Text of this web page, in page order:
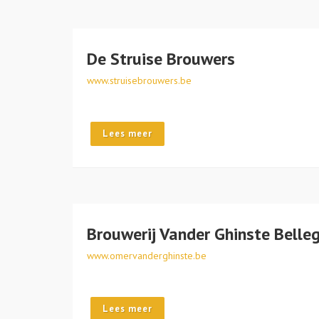
De Struise Brouwers
www.struisebrouwers.be
Lees meer
Brouwerij Vander Ghinste
www.omervanderghinste.be
Lees meer